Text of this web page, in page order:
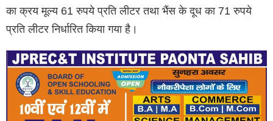
का क्रय मूल्य 61 रुपये प्रति लीटर तथा भैंस के दूध का 71 रुपये
प्रति लीटर निर्धारित किया गया है।